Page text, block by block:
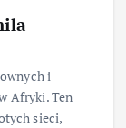
i
Afryki. Ten
sieci,